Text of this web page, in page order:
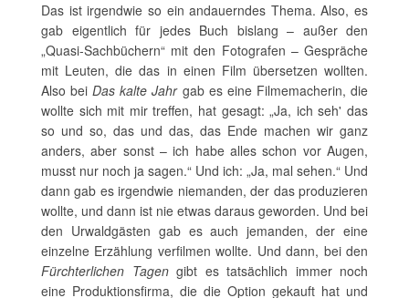
Das ist irgendwie so ein andauerndes Thema. Also, es
gab eigentlich für jedes Buch bislang – außer den
„Quasi-Sachbüchern“ mit den Fotografen – Gespräche
mit Leuten, die das in einen Film übersetzen wollten.
Also beiDas kalte Jahrgab es eine Filmemacherin, die
wollte sich mit mir treffen, hat gesagt: „Ja, ich seh' das
so und so, das und das, das Ende machen wir ganz
anders, aber sonst – ich habe alles schon vor Augen,
musst nur noch ja sagen.“ Und ich: „Ja, mal sehen.“ Und
dann gab es irgendwie niemanden, der das produzieren
wollte, und dann ist nie etwas daraus geworden. Und bei
den Urwaldgästen gab es auch jemanden, der eine
einzelne Erzählung verfilmen wollte. Und dann, bei den
Fürchterlichen Tagengibt es tatsächlich immer noch
eine Produktionsfirma, die die Option gekauft hat und